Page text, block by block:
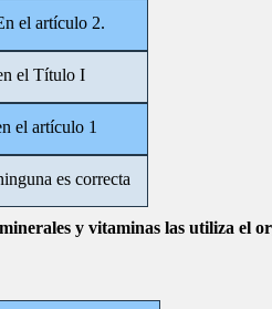
el artículo 2.
el Título I
el artículo 1
es correcta
y vitaminas las utiliza el